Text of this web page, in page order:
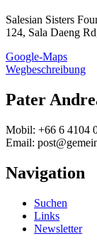
Salesian Sisters
124, Sala Daeng
Google-Maps
Wegbeschreibung
Pater
Mobil: +66 6 4104
Email:
Navigation
Suchen
Links
Newsletter